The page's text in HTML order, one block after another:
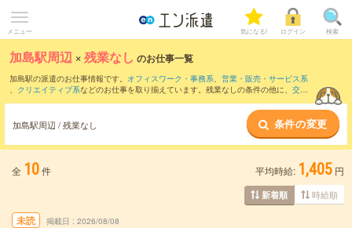
メニュー 気になる! ログイン 検索
加島駅周辺 ×残業なし のお仕事一覧
加島駅の派遣のお仕事情報です。 オフィスワーク・事務系、 営業・販売・サービス系
、 クリエイティブ系などのお仕事を取り揃えています。残業なしの条件の他に、 交通
加島駅周辺 / 残業なし 条件の変更
全 10件 平均時給: 1,405 円
新着順 時給順
未読 掲載日 2026/08/08